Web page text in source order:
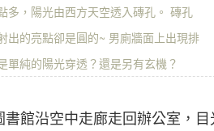
多，陽光由西方天空透入磚孔。 磚孔
出的亮點卻是圓的~ 男廁牆面上出現排
單純的陽光穿透？還是另有玄機？
館沿空中走廊走回辦公室，